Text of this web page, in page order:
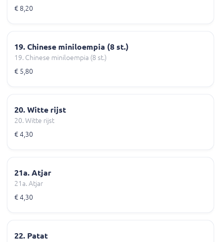
€ 8,20
19. Chinese miniloempia (8 st.)
19. Chinese miniloempia (8 st.)
€ 5,80
20. Witte rijst
20. Witte rijst
€ 4,30
21a. Atjar
21a. Atjar
€ 4,30
22. Patat